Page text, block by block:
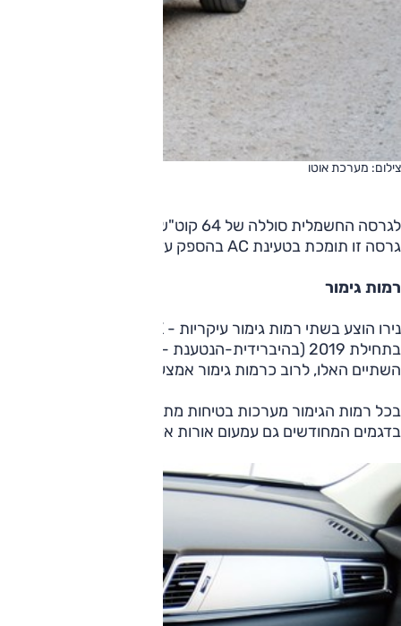
צילום: מערכת אוטו
גרסה זו תומכת בטעינת AC בהספק עד 10.5 ק"ו ו-DC עד 100 ק"ו. טווח הנסיעה הרשמי כ-455 ק"מ (לפי תקן WLTP).
רמות גימור
השתיים האלו, לרוב כרמות גימור אמצעיות עם הבדלי אבזור לא
בכל רמות הגימור מערכות בטיחות מתקדמות: בלימת חירום
בדגמים המחודשים גם עמעום אורות אוטומטי. לנירו 5 כוכבים במבחן הבטיחות של יורו NCAP מ-2016.